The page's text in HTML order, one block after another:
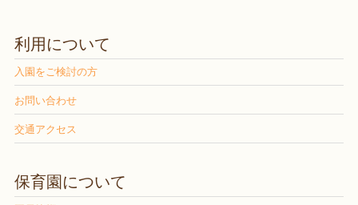
利用について
入園をご検討の方
お問い合わせ
交通アクセス
保育園について